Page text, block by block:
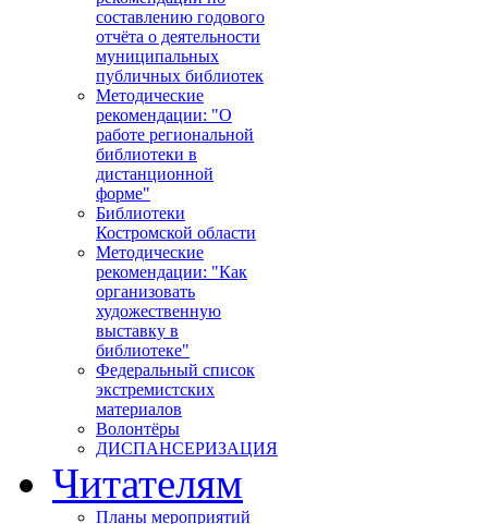
составлению годового
отчёта о деятельности
муниципальных
публичных библиотек
Методические
рекомендации: "О
работе региональной
библиотеки в
дистанционной
форме"
Библиотеки
Костромской области
Методические
рекомендации: "Как
организовать
художественную
выставку в
библиотеке"
Федеральный список
экстремистских
материалов
Волонтёры
ДИСПАНСЕРИЗАЦИЯ
Читателям
Планы мероприятий